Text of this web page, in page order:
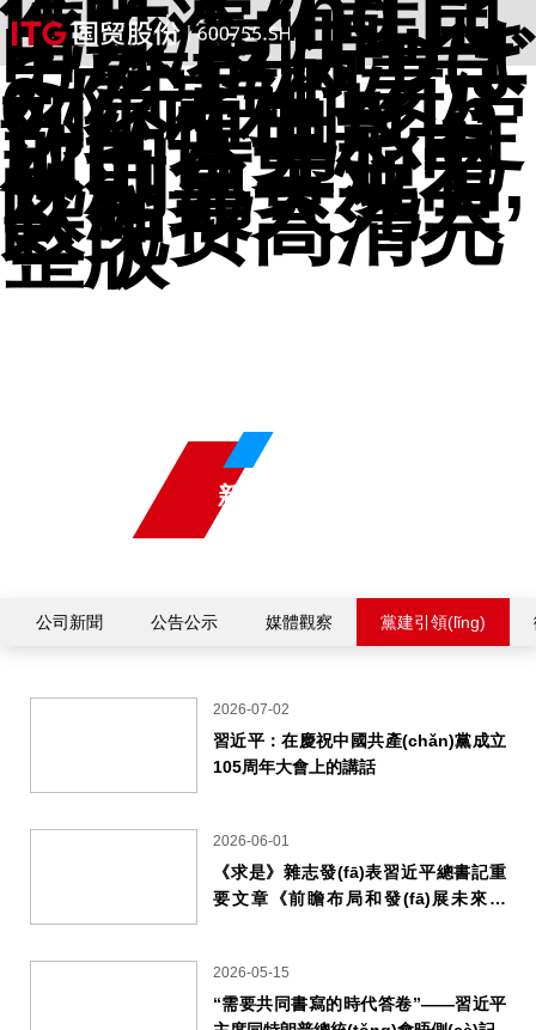
比饰演的韩国
电影,望月つぼ
み,年轻的妻子
6,陈诗雅的15
部经典电影,绽
放的许开心电
视剧免费观看,
欧洲最大无人
区免费高清完
整版
新聞中心
NEWS CENTER
公司新聞 公告公示 媒體觀察 黨建引領(lǐng)
2026-07-02
習近平：在慶祝中國共產(chǎn)黨成立
105周年大會上的講話
2026-06-01
《求是》雜志發(fā)表習近平總書記重
要文章《前瞻布局和發(fā)展未來產
2026-05-15
“需要共同書寫的時代答卷”——習近平